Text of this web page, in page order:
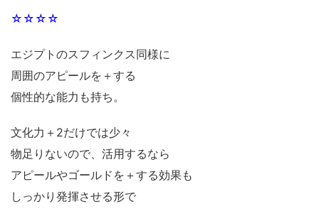
☆☆☆☆
エジプトのスフィンクス同様に
周囲のアピールを＋する
個性的な能力も持ち。
文化力＋2だけでは少々
物足りないので、活用するなら
アピールやゴールドを＋する効果も
しっかり発揮させる形で